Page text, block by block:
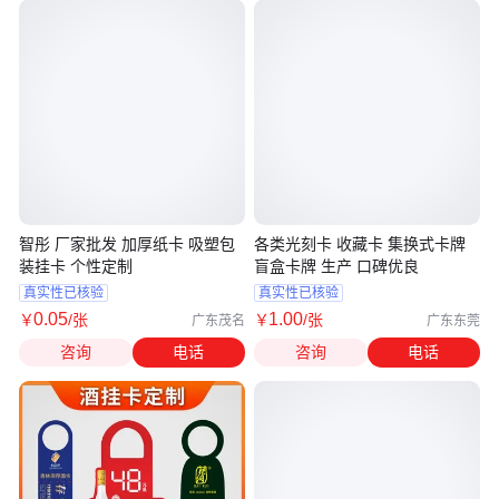
智彤 厂家批发 加厚纸卡 吸塑包
装挂卡 个性定制
真实性已核验
￥0.05/张 广东茂名
咨询 电话
各类光刻卡 收藏卡 集换式卡牌
盲盒卡牌 生产 口碑优良
真实性已核验
￥1.00/张 广东东莞
咨询 电话